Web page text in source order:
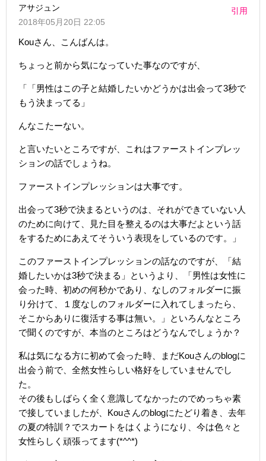
アサジュン
2018年05月20日 22:05
引用
Kouさん、こんばんは。
ちょっと前から気になっていた事なのですが、
「「男性はこの子と結婚したいかどうかは出会って3秒で
もう決まってる」
んなこたーない。
と言いたいところですが、これはファーストインプレッ
ションの話でしょうね。
ファーストインプレッションは大事です。
出会って3秒で決まるというのは、それができていない人
のために向けて、見た目を整えるのは大事だよという話
をするためにあえてそういう表現をしているのです。」
このファーストインプレッションの話なのですが、「結
婚したいかは3秒で決まる」というより、「男性は女性に
会った時、初めの何秒かであり、なしのフォルダーに振
り分けて、１度なしのフォルダーに入れてしまったら、
そこからありに復活する事は無い。」といろんなところ
で聞くのですが、本当のところはどうなんでしょうか？
私は気になる方に初めて会った時、まだKouさんのblogに
出会う前で、全然女性らしい格好をしていませんでし
た。
その後もしばらく全く意識してなかったのでめっちゃ素
で接していましたが、Kouさんのblogにたどり着き、去年
の夏の特訓？でスカートをはくようになり、今は色々と
女性らしく頑張ってます(*^^*)